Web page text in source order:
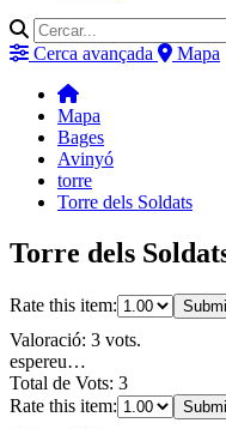
Cerca avançada Mapa
Mapa
Bages
Avinyó
torre
Torre dels Soldats
Torre dels
Rate this item:
Valoració: 3 vots.
espereu…
Total de Vots: 3
Rate this item: